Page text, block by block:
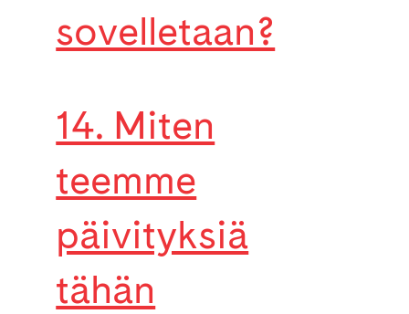
sovelletaan?
14. Miten
teemme
päivityksiä
tähän